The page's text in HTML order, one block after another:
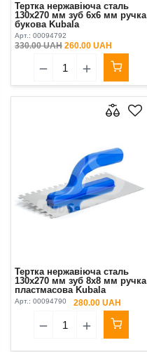
Тертка нержавіюча сталь
130х270 мм зуб 6х6 мм ручка
букова Kubala
Арт.: 00094792
330.00 UAH 260.00 UAH
Тертка нержавіюча сталь
130х270 мм зуб 8х8 мм ручка
пластмасова Kubala
Арт.: 00094790 280.00 UAH